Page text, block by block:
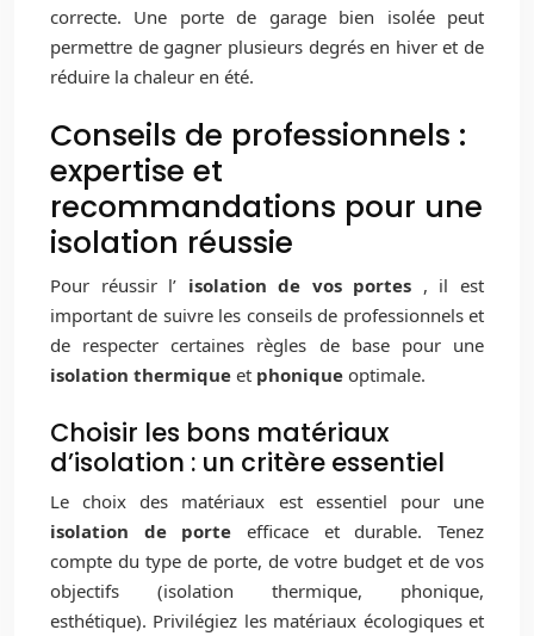
correcte. Une porte de garage bien isolée peut
permettre de gagner plusieurs degrés en hiver et de
réduire la chaleur en été.
Conseils de professionnels :
expertise et
recommandations pour une
isolation réussie
Pour réussir l’ isolation de vos portes , il est
important de suivre les conseils de professionnels et
de respecter certaines règles de base pour une
isolation thermique et phonique optimale.
Choisir les bons matériaux
d’isolation : un critère essentiel
Le choix des matériaux est essentiel pour une
isolation de porte efficace et durable. Tenez
compte du type de porte, de votre budget et de vos
objectifs (isolation thermique, phonique,
esthétique). Privilégiez les matériaux écologiques et